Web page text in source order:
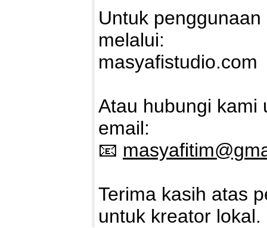
Untuk
melalui:
masyafistudio.com
Atau hubungi kami
email:
📧
Terima kasih atas
untuk kreator lokal.